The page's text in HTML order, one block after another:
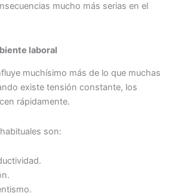
mucho más serias en el
laboral
muchísimo más de lo que muchas
existe tensión constante, los
rápidamente.
son: